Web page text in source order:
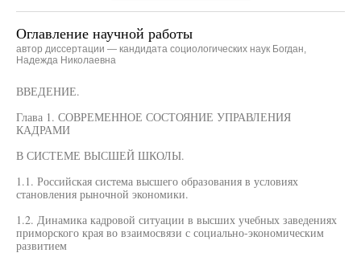
Оглавление научной работы
автор диссертации — кандидата социологических наук Богдан,
Надежда Николаевна
ВВЕДЕНИЕ.
Глава 1. СОВРЕМЕННОЕ СОСТОЯНИЕ УПРАВЛЕНИЯ
КАДРАМИ
В СИСТЕМЕ ВЫСШЕЙ ШКОЛЫ.
1.1. Российская система высшего образования в условиях
становления рыночной экономики.
1.2. Динамика кадровой ситуации в высших учебных заведениях
приморского края во взаимосвязи с социально-экономическим
развитием